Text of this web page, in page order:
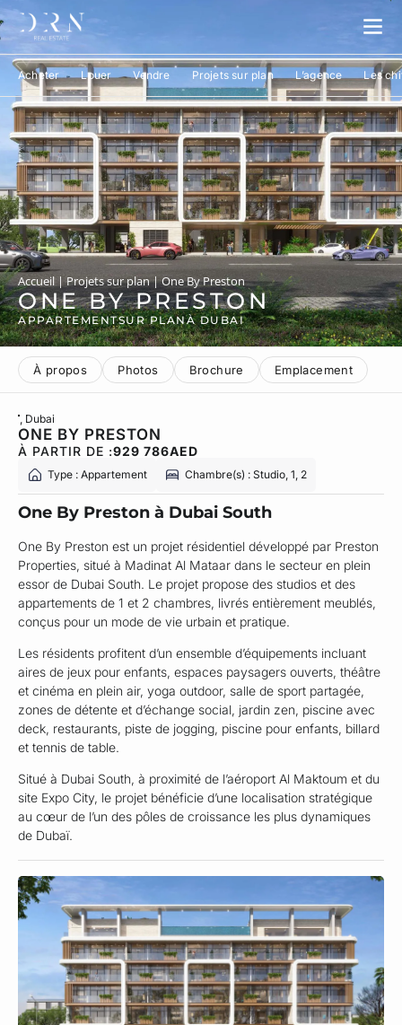
Acheter Louer Vendre Projets sur plan L’agence Les
Accueil |Projets sur plan|One By Preston
ONE BY PRESTON
APPARTEMENTSUR PLANÀ DUBAI
À propos Photos Brochure Emplacement
, Dubai
ONE BY PRESTON
À PARTIR DE :929 786AED
Type : Appartement Chambre(s) : Studio, 1, 2
One By Preston à Dubai South
One By Preston est un projet résidentiel développé par Preston
Properties, situé à Madinat Al Mataar dans le secteur en plein
essor de Dubai South. Le projet propose des studios et des
appartements de 1 et 2 chambres, livrés entièrement meublés,
conçus pour un mode de vie urbain et pratique.
Les résidents profitent d’un ensemble d’équipements incluant
aires de jeux pour enfants, espaces paysagers ouverts, théâtre
et cinéma en plein air, yoga outdoor, salle de sport partagée,
zones de détente et d’échange social, jardin zen, piscine avec
deck, restaurants, piste de jogging, piscine pour enfants, billard
et tennis de table.
Situé à Dubai South, à proximité de l’aéroport Al Maktoum et du
site Expo City, le projet bénéficie d’une localisation stratégique
au cœur de l’un des pôles de croissance les plus dynamiques
de Dubaï.